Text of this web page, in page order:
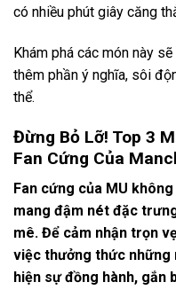
có nhiều phút giây căng
Khám phá các món này
thêm phần ý nghĩa, sôi
thể.
Đừng Bỏ Lỡ! Top 3
Fan Cứng Của
Fan cứng của MU
mang đậm nét đặc
mê. Để cảm nhận trọn
việc thưởng thức những
hiện sự đồng hành, gắn